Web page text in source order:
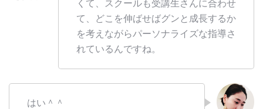
くて、スクールも受講生さんに合わせ
て、どこを伸ばせばグンと成長するか
を考えながらパーソナライズな指導さ
れているんですね。
はい＾＾